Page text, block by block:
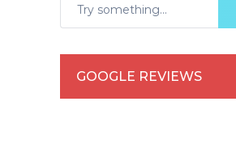
GOOGLE REVIEWS